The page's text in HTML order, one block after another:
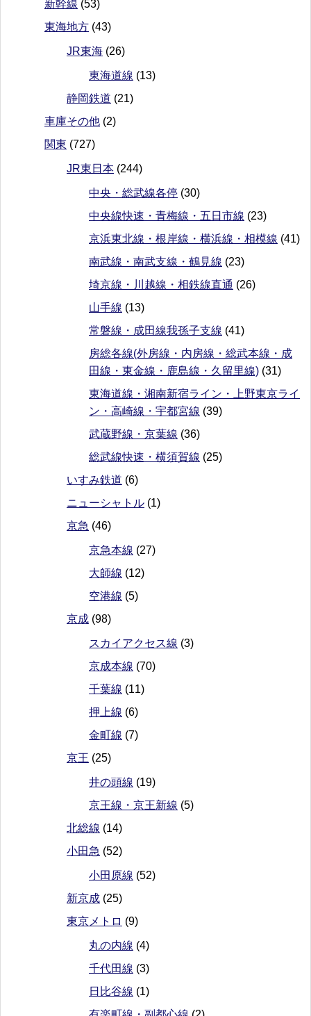
新幹線 (53)
東海地方 (43)
JR東海 (26)
東海道線 (13)
静岡鉄道 (21)
車庫その他 (2)
関東 (727)
JR東日本 (244)
中央・総武線各停 (30)
中央線快速・青梅線・五日市線 (23)
京浜東北線・根岸線・横浜線・相模線 (41)
南武線・南武支線・鶴見線 (23)
埼京線・川越線・相鉄線直通 (26)
山手線 (13)
常磐線・成田線我孫子支線 (41)
房総各線(外房線・内房線・総武本線・成
田線・東金線・鹿島線・久留里線) (31)
東海道線・湘南新宿ライン・上野東京ライ
ン・高崎線・宇都宮線 (39)
武蔵野線・京葉線 (36)
総武線快速・横須賀線 (25)
いすみ鉄道 (6)
ニューシャトル (1)
京急 (46)
京急本線 (27)
大師線 (12)
空港線 (5)
京成 (98)
スカイアクセス線 (3)
京成本線 (70)
千葉線 (11)
押上線 (6)
金町線 (7)
京王 (25)
井の頭線 (19)
京王線・京王新線 (5)
北総線 (14)
小田急 (52)
小田原線 (52)
新京成 (25)
東京メトロ (9)
丸の内線 (4)
千代田線 (3)
日比谷線 (1)